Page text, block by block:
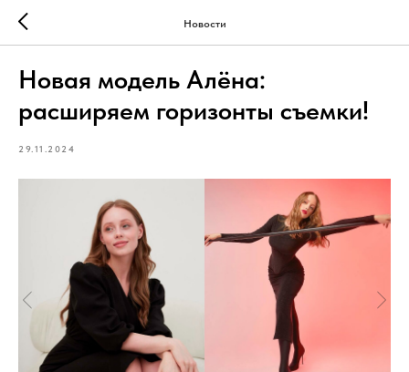
Новости
Новая модель Алёна:
расширяем горизонты съемки!
29.11.2024